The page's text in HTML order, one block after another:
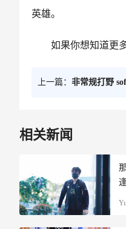
英雄。
如果你想知道更
上一篇： 非常规打野
相关新闻